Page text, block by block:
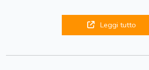
Leggi tutto